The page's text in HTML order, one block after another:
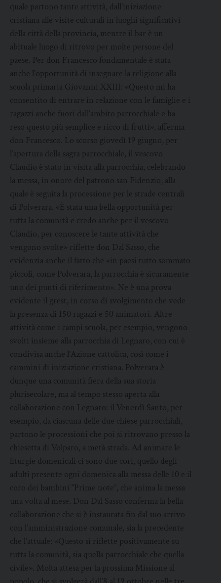
quale partono tante attività, dall’iniziazione
cristiana alle visite culturali in luoghi significativi
della città della provincia, mentre il bar è un
abituale luogo di ritrovo per molte persone del
paese. Per don Francesco fondamentale è stata
anche l’opportunità di insegnare la religione alla
scuola primaria Giovanni XXIII: «Questo mi ha
consentito di entrare in relazione con le famiglie e i
ragazzi anche fuori dall’ambito parrocchiale e ha
reso questo più semplice e ricco di frutti», afferma
don Francesco. Lo scorso giovedì 19 giugno, per
l’apertura della sagra parrocchiale, il vescovo
Claudio è stato in visita alla parrocchia, celebrando
la messa, in onore del patrono san Fidenzio, alla
quale è seguita la processione per le strade centrali
di Polverara. «È stata una bella opportunità per
tutta la comunità e credo anche per il vescovo
Claudio, per conoscere le tante attività che
vengono svolte» riflette don Dal Sasso, che
evidenzia anche il fatto che «in paesi tutto sommato
piccoli, come Polverara, la parrocchia è sicuramente
uno dei punti di riferimento». Ne è una prova
evidente il grest, in corso di svolgimento che vede
la presenza di 150 ragazzi e 50 animatori. Altre
attività come i campi scuola, per esempio, vengono
svolti insieme alla parrocchia di Legnaro, con cui è
condivisa anche l’Azione cattolica, così come i
cammini di iniziazione cristiana. Polverara è
dunque una comunità fiera della sua storia
plurisecolare, ma al tempo stesso aperta alla
collaborazione con Legnaro: il Venerdì Santo, per
esempio, da ciascuna delle due chiese parrocchiali,
partono le processioni che poi si ritrovano presso la
chiesetta di Volparo, a metà strada. Ad animare le
liturgie domenicali ci sono due cori, quello degli
adulti presente ogni domenica alla messa delle 10 e il
coro dei bambini “Prime note”, che anima la messa
una volta al mese. Don Dal Sasso conferma la bella
collaborazione che si è instaurata fin dal suo arrivo
con l’amministrazione comunale, sia la precedente
che l’attuale: «Questo si riflette positivamente su
tutta la comunità, sia quella parrocchiale che quella
civile». Molta attesa per la prossima Missione al